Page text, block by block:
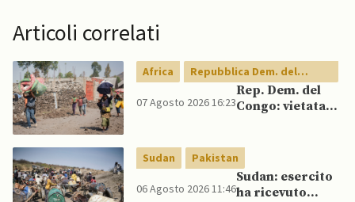
Articoli correlati
Africa
Repubblica Dem. del
Congo
07 Agosto 2026 16:23
Rep. Dem. del
Congo: vietata
rame e cobalto
Sudan Pakistan
06 Agosto 2026 11:46
Sudan: esercito
ha ricevuto